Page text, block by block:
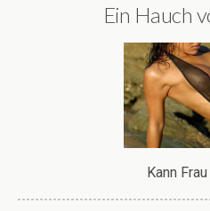
Ein Hauch
Kann